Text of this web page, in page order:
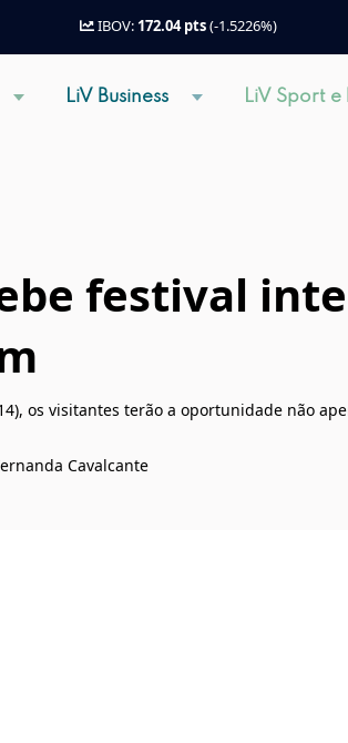
IBOV: 172.04 pts(-1.5226%)
LiV Business LiV Sport e
festival
os visitantes terão a oportunidade não
Cavalcante